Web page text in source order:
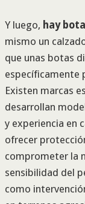
Y luego, hay
mismo un
que unas botas
específicamente
Existen marcas
desarrollan
y experiencia en
ofrecer
comprometer la
sensibilidad del
como